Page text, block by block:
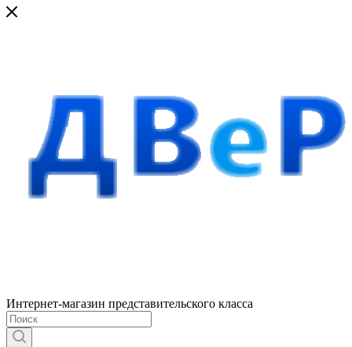
Интернет-магазин представительского класса